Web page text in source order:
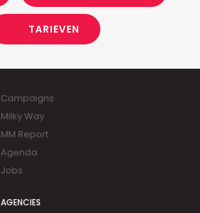
TARIEVEN
Campaigns
Milky Way
MM Report
Agenda
Jobs
AGENCIES